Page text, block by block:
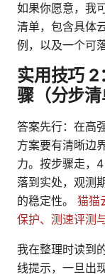
如果你愿意，我
清单，包含具体
例，以及一个可
实用技巧 2
骤（分步清
答案先行：在高
方案要有清晰边
力。按步骤走，
落到实处，观测
的稳定性。 猫猫
保护、测速评测
我在整理时读到
线提示，一旦出